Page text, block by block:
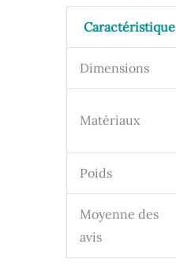
Caractéristique
Dimensions
Matériaux
Poids
Moyenne des
avis